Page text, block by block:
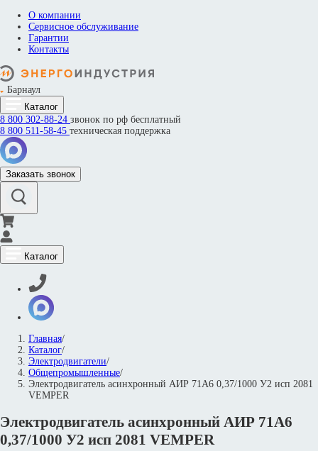
О компании
Сервисное обслуживание
Гарантии
Контакты
Барнаул
Каталог
8 800 302-88-24 звонок по рф бесплатный
8 800 511-58-45 техническая поддержка
Заказать звонок
Каталог
Главная/
Каталог/
Электродвигатели/
Общепромышленные/
Электродвигатель асинхронный АИР 71А6 0,37/1000 У2 исп 2081
VEMPER
Электродвигатель асинхронный АИР 71А6
0,37/1000 У2 исп 2081 VEMPER